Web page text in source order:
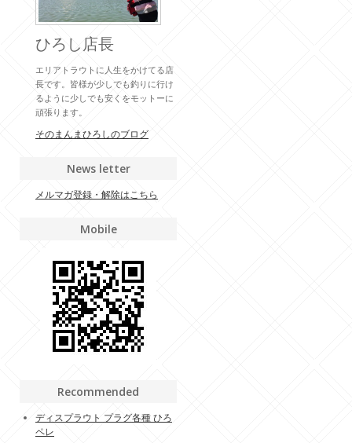
ひろし店長
エリアトラウトに人生をかけてる店
長です。皆様が少しでも釣りに行け
るように少しでも安くをモットーに
頑張ります。
そのまんまひろしのブログ
News letter
メルマガ登録・解除はこちら
Mobile
Recommended
ディスプラウト プラグ各種 ひろ
ペレ